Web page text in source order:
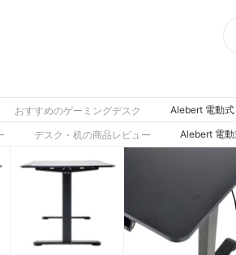
おすすめのゲーミングデスク Alebert 電動式
デスク・机の商品レビュー Alebert 電動